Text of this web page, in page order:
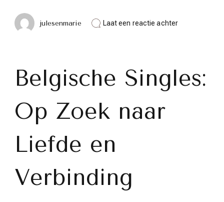
julesenmarie Laat een reactie achterop
naar
liefde
Belgische Singles:
Op Zoek naar
Liefde en
Verbinding